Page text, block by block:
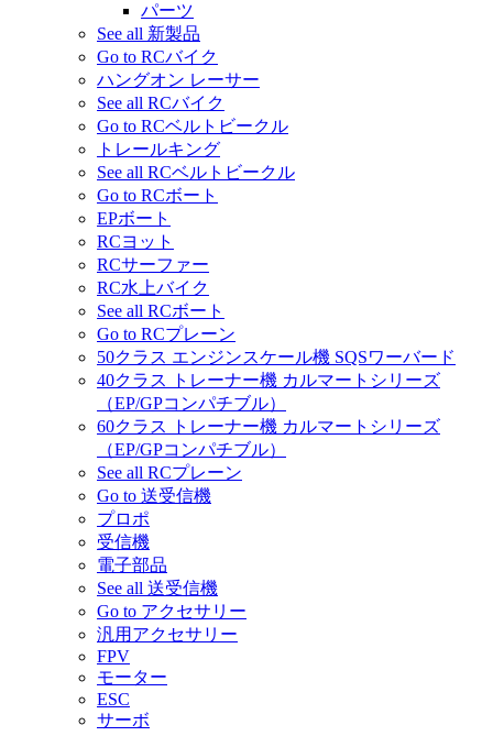
パーツ
See all 新製品
Go to RCバイク
ハングオン レーサー
See all RCバイク
Go to RCベルトビークル
トレールキング
See all RCベルトビークル
Go to RCボート
EPボート
RCヨット
RCサーファー
RC水上バイク
See all RCボート
Go to RCプレーン
50クラス エンジンスケール機 SQSワーバード
40クラス トレーナー機 カルマートシリーズ
（EP/GPコンパチブル）
60クラス トレーナー機 カルマートシリーズ
（EP/GPコンパチブル）
See all RCプレーン
Go to 送受信機
プロポ
受信機
電子部品
See all 送受信機
Go to アクセサリー
汎用アクセサリー
FPV
モーター
ESC
サーボ